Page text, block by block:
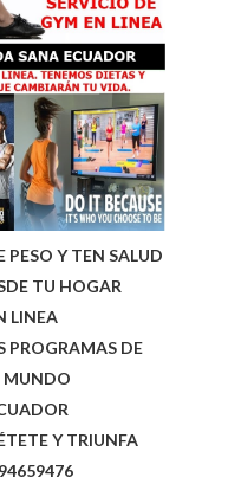
PESO Y TEN SALUD
TU HOGAR
LINEA
PROGRAMAS DE
MUNDO
Y TRIUNFA